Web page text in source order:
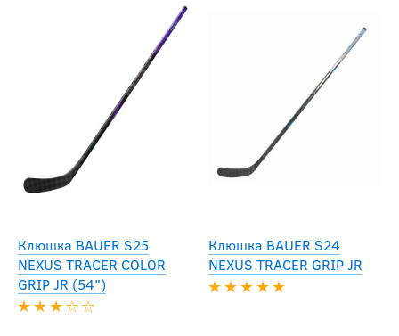
Клюшка BAUER S25
NEXUS TRACER COLOR
GRIP JR (54")
Клюшка BAUER S24
NEXUS TRACER GRIP JR